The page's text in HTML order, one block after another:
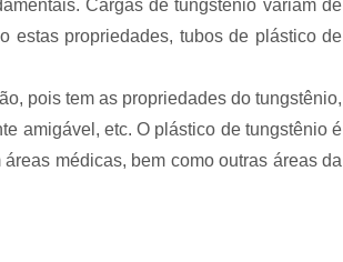
Cargas de tungstênio variam de
estas propriedades, tubos de plástico de
pois tem as propriedades do tungstênio,
amigável, etc. O plástico de tungstênio é
médicas, bem como outras áreas da